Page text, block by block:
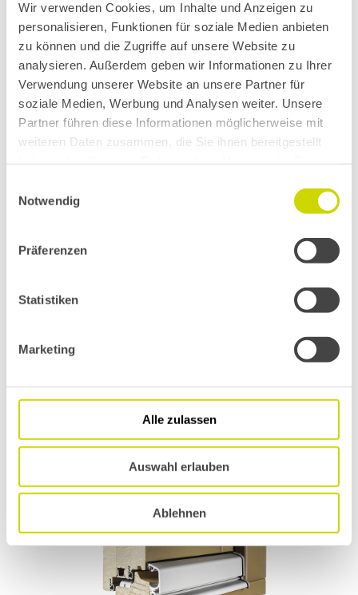
Wir verwenden Cookies, um Inhalte und Anzeigen zu
personalisieren, Funktionen für soziale Medien anbieten
zu können und die Zugriffe auf unsere Website zu
analysieren. Außerdem geben wir Informationen zu Ihrer
Verwendung unserer Website an unsere Partner für
soziale Medien, Werbung und Analysen weiter. Unsere
Partner führen diese Informationen möglicherweise mit
weiteren Daten zusammen, die Sie ihnen bereitgestellt
Notwendig
Präferenzen
Statistiken
Marketing
Alle zulassen
Auswahl erlauben
Ablehnen
Unsere Produkte sind in das